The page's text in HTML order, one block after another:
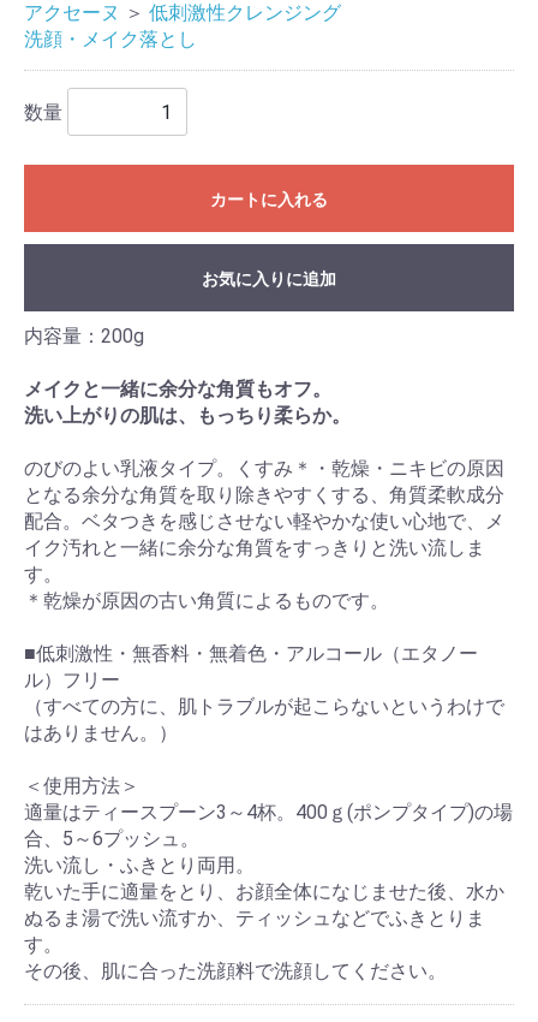
アクセーヌ ＞ 低刺激性クレンジング
洗顔・メイク落とし
数量
カートに入れる
お気に入りに追加
内容量：200g
メイクと一緒に余分な角質もオフ。
洗い上がりの肌は、もっちり柔らか。
のびのよい乳液タイプ。くすみ＊・乾燥・ニキビの原因
となる余分な角質を取り除きやすくする、角質柔軟成分
配合。ベタつきを感じさせない軽やかな使い心地で、メ
イク汚れと一緒に余分な角質をすっきりと洗い流しま
す。
＊乾燥が原因の古い角質によるものです。
■低刺激性・無香料・無着色・アルコール（エタノー
ル）フリー
（すべての方に、肌トラブルが起こらないというわけで
はありません。）
＜使用方法＞
適量はティースプーン3～4杯。400ｇ(ポンプタイプ)の場
合、5～6プッシュ。
洗い流し・ふきとり両用。
乾いた手に適量をとり、お顔全体になじませた後、水か
ぬるま湯で洗い流すか、ティッシュなどでふきとりま
す。
その後、肌に合った洗顔料で洗顔してください。